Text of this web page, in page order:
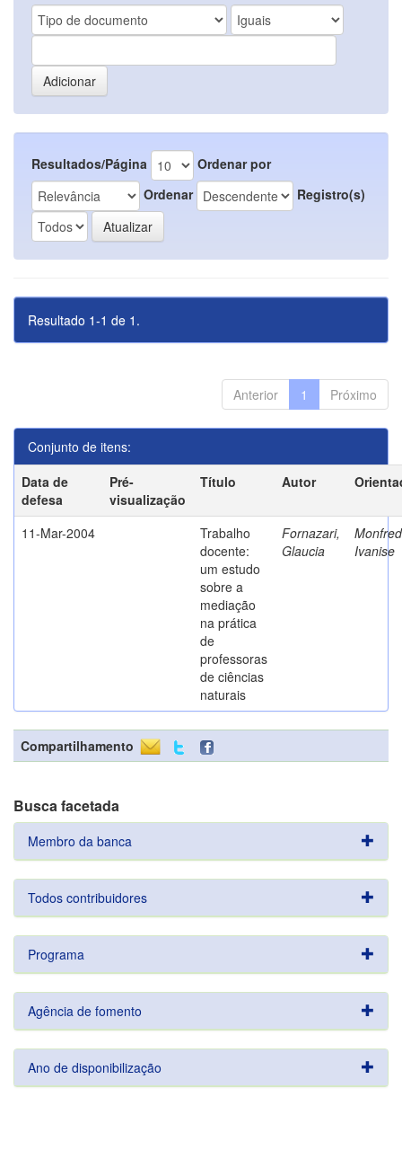
Resultados/Página
Ordenar por
Ordenar
Registro(s)
Resultado 1-1 de 1.
Anterior 1 Próximo
Conjunto de itens:
Data de
defesa
Pré-
visualização
Título Autor
11-Mar-2004
Trabalho
docente:
um estudo
sobre a
mediação
na prática
de
professoras
de ciências
naturais
Fornazari,
Glaucia
Ivanise
Compartilhamento
Busca facetada
Membro da banca
Todos contribuidores
Programa
Agência de fomento
Ano de disponibilização